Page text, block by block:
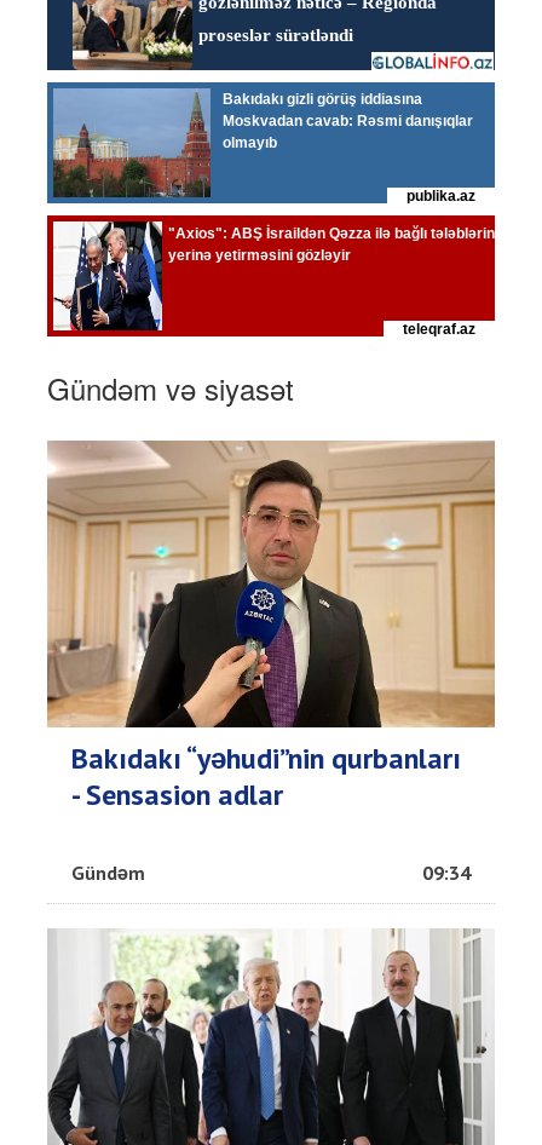
Gündəm və siyasət
Bakıdakı “yəhudi”nin qurbanları
- Sensasion adlar
Gündəm 09:34